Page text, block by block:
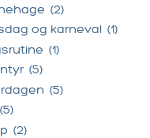
(2)
og karneval (1)
(1)
(5)
(5)
(5)
(2)